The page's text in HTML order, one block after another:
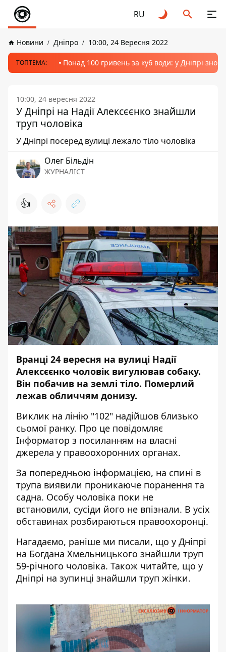
RU
Новини Дніпро 10:00, 24 Вересня 2022
ТОПТЕМА: Понад 100 гривень за куб води: у Дніпрі
10:00, 24 вересня 2022
У Дніпрі на Надії Алексєєнко знайшли
труп чоловіка
У Дніпрі посеред вулиці лежало тіло чоловіка
Олег Більдін
ЖУРНАЛІСТ
👍
Вранці 24 вересня на вулиці Надії
Алексєєнко чоловік вигулював собаку.
Він побачив на землі тіло. Померлий
лежав обличчям донизу.
Виклик на лінію "102" надійшов близько
сьомої ранку. Про це повідомляє
Інформатор з посиланням на власні
джерела у правоохоронних органах.
За попередньою інформацією, на спині в
трупа виявили проникаюче поранення та
садна. Особу чоловіка поки не
встановили, сусіди його не впізнали. В усіх
обставинах розбираються правоохоронці.
Нагадаємо, раніше ми писали, що у Дніпрі
на Богдана Хмельницького знайшли труп
59-річного чоловіка. Також читайте, що у
Дніпрі на зупинці знайшли труп жінки.